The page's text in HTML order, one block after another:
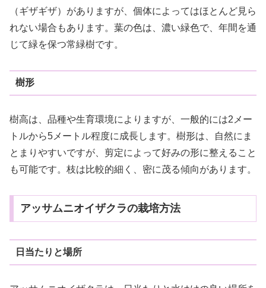
（ギザギザ）がありますが、個体によってはほとんど見ら
れない場合もあります。葉の色は、濃い緑色で、年間を通
じて緑を保つ常緑樹です。
樹形
樹高は、品種や生育環境によりますが、一般的には2メー
トルから5メートル程度に成長します。樹形は、自然にま
とまりやすいですが、剪定によって好みの形に整えること
も可能です。枝は比較的細く、密に茂る傾向があります。
アッサムニオイザクラの栽培方法
日当たりと場所